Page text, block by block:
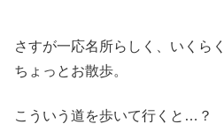
さすが一応名所らしく、いくら
ちょっとお散歩。
こういう道を歩いて行くと…？